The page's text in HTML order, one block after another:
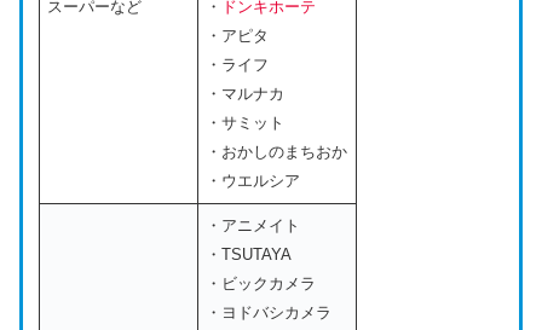
スーパーなど
・ ドンキホーテ
・アピタ
・ライフ
・マルナカ
・サミット
・おかしのまちおか
・ウエルシア
・アニメイト
・TSUTAYA
・ビックカメラ
・ヨドバシカメラ